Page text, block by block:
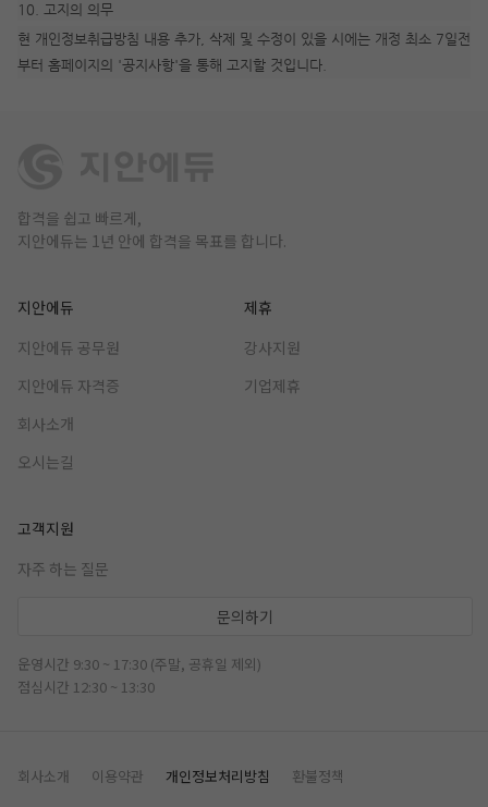
10. 고지의 의무
현 개인정보취급방침 내용 추가, 삭제 및 수정이 있을 시에는 개정 최소 7일전
부터 홈페이지의 '공지사항'을 통해 고지할 것입니다.
합격을 쉽고 빠르게,
지안에듀는 1년 안에 합격을 목표를 합니다.
지안에듀
지안에듀 공무원
지안에듀 자격증
회사소개
오시는길
제휴
강사지원
기업제휴
고객지원
자주 하는 질문
문의하기
운영시간 9:30 ~ 17:30 (주말, 공휴일 제외)
점심시간 12:30 ~ 13:30
회사소개 이용약관 개인정보처리방침
환불정책